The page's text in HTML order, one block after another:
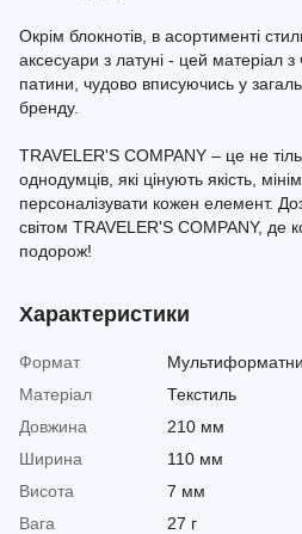
Окрім блокнотів, в асортименті
аксесуари з латуні - цей матеріал
патини, чудово вписуючись у
бренду.
TRAVELER'S COMPANY – це не
однодумців, які цінують якість,
персоналізувати кожен елемент.
світом TRAVELER'S COMPANY, де
подорож!
Характеристики
Формат
Матеріал
Текстиль
Довжина
210 мм
Ширина
110 мм
Висота
7 мм
Вага
27 г